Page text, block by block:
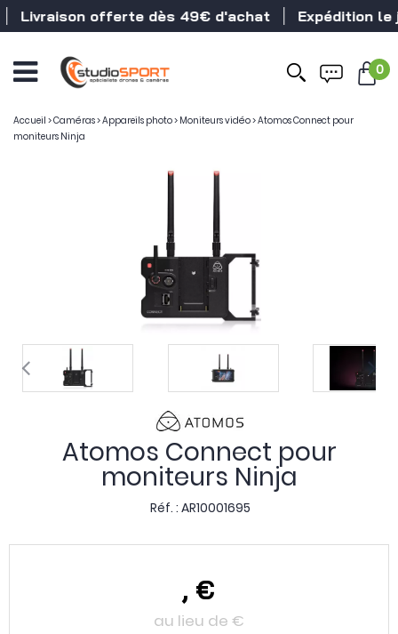
Livraison offerte dès 49€ d'achat Expédition le
0
Accueil >Caméras>Appareils photo> Moniteurs vidéo>Atomos Connect pour
moniteurs Ninja
Atomos Connect pour
moniteurs Ninja
Réf. : AR10001695
, €
au lieu de €